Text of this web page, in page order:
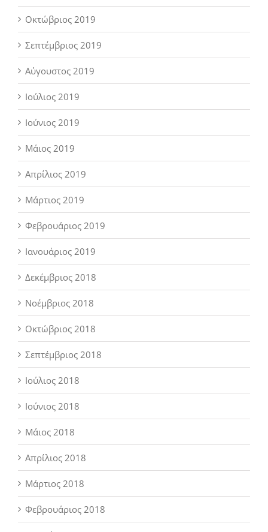
Οκτώβριος 2019
Σεπτέμβριος 2019
Αύγουστος 2019
Ιούλιος 2019
Ιούνιος 2019
Μάιος 2019
Απρίλιος 2019
Μάρτιος 2019
Φεβρουάριος 2019
Ιανουάριος 2019
Δεκέμβριος 2018
Νοέμβριος 2018
Οκτώβριος 2018
Σεπτέμβριος 2018
Ιούλιος 2018
Ιούνιος 2018
Μάιος 2018
Απρίλιος 2018
Μάρτιος 2018
Φεβρουάριος 2018